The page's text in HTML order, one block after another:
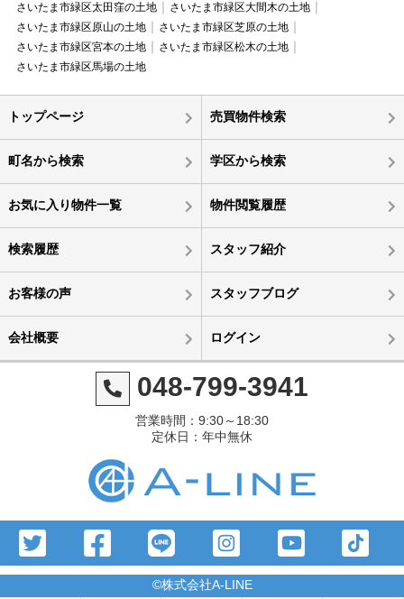
さいたま市緑区太田窪の土地
さいたま市緑区大間木の土地
さいたま市緑区原山の土地
さいたま市緑区芝原の土地
さいたま市緑区宮本の土地
さいたま市緑区松木の土地
さいたま市緑区馬場の土地
トップページ 売買物件検索
町名から検索 学区から検索
お気に入り物件一覧 物件閲覧履歴
検索履歴 スタッフ紹介
お客様の声 スタッフブログ
会社概要 ログイン
048-799-3941
営業時間：9:30～18:30
定休日：年中無休
©株式会社A-LINE